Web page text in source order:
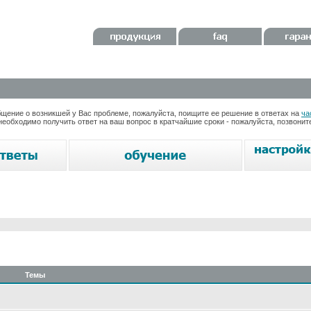
о возникшей у Вас проблеме, пожалуйста, поищите ее решение в ответах на
получить ответ на ваш вопрос в кратчайшие сроки - пожалуйста,
Темы